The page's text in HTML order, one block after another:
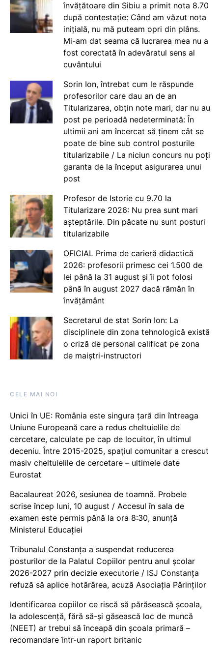
învățătoare din Sibiu a primit nota 8.70
după contestație: Când am văzut nota
inițială, nu mă puteam opri din plâns.
Mi-am dat seama că lucrarea mea nu a
fost corectată în adevăratul sens al
cuvântului
Sorin Ion, întrebat cum le răspunde
profesorilor care dau an de an
Titularizarea, obțin note mari, dar nu au
post pe perioadă nedeterminată: În
ultimii ani am încercat să ținem cât se
poate de bine sub control posturile
titularizabile / La niciun concurs nu poți
garanta de la început asigurarea unui
post
Profesor de Istorie cu 9.70 la
Titularizare 2026: Nu prea sunt mari
așteptările. Din păcate nu sunt posturi
titularizabile
OFICIAL Prima de carieră didactică
2026: profesorii primesc cei 1.500 de
lei până la 31 august și îi pot folosi
până în august 2027 dacă rămân în
învățământ
Secretarul de stat Sorin Ion: La
disciplinele din zona tehnologică există
o criză de personal calificat pe zona
de maiștri-instructori
CELE MAI NOI
Unici în UE: România este singura țară din întreaga
Uniune Europeană care a redus cheltuielile de
cercetare, calculate pe cap de locuitor, în ultimul
deceniu. Între 2015-2025, spațiul comunitar a crescut
masiv cheltuielile de cercetare – ultimele date
Eurostat
Bacalaureat 2026, sesiunea de toamnă. Probele
scrise încep luni, 10 august / Accesul în sala de
examen este permis până la ora 8:30, anunță
Ministerul Educației
Tribunalul Constanța a suspendat reducerea
posturilor de la Palatul Copiilor pentru anul școlar
2026-2027 prin decizie executorie / ISJ Constanța
refuză să aplice hotărârea, acuză Asociația Părinților
Identificarea copiilor ce riscă să părăsească școala,
la adolescență, fără să-și găsească loc de muncă
(NEET) ar trebui să înceapă din școala primară –
recomandare într-un raport britanic